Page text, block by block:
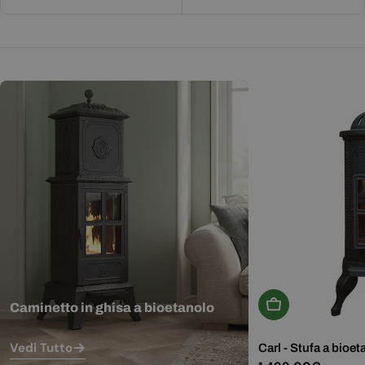
Caminetto in ghisa a bioetanolo
Vedi Tutto
Aggiungi Al
Carl - Stufa a